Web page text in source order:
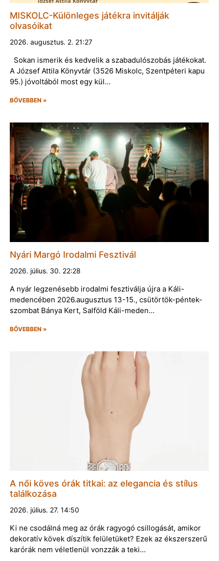
MISKOLC-Különleges játékra invitálják
olvasóikat
2026. augusztus. 2. 21:27
Sokan ismerik és kedvelik a szabadulószobás játékokat.
A József Attila Könyvtár (3526 Miskolc, Szentpéteri kapu
95.) jóvoltából most egy kül…
BŐVEBBEN »
Nyári Margó Irodalmi Fesztivál
2026. július. 30. 22:28
A nyár legzenésebb irodalmi fesztiválja újra a Káli-
medencében 2026.augusztus 13-15., csütörtök-péntek-
szombat Bánya Kert, Salföld Káli-meden…
BŐVEBBEN »
A női köves órák titkai: az elegancia és stílus
találkozása
2026. július. 27. 14:50
Ki ne csodálná meg az órák ragyogó csillogását, amikor
dekoratív kövek díszítik felületüket? Ezek az ékszerszerű
karórák nem véletlenül vonzzák a teki…